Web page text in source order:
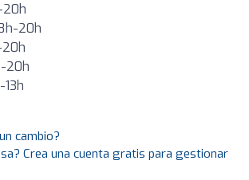
20h
20h
20h
cambio?
Crea una cuenta gratis para gestionar